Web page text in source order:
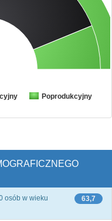
Poprodukcyjny
63,7
osób w wieku